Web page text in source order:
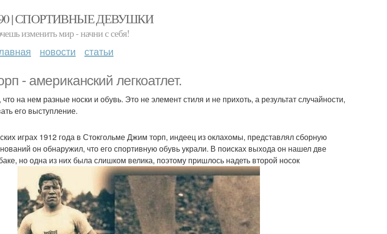
90 | СПОРТИВНЫЕ ДЕВУШКИ
изменить мир - начни с себя!
новости статьи
- американский легкоатлет.
на нем разные носки и обувь. Это не элемент стиля и не прихоть, а результат случайности,
его выступление.
играх 1912 года в Стокгольме Джим торп, индеец из оклахомы, представлял сборную
он обнаружил, что его спортивную обувь украли. В поисках выхода он нашел две
но одна из них была слишком велика, поэтому пришлось надеть второй носок